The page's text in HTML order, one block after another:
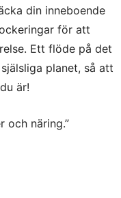
din inneboende
för att
Ett flöde på det
planet, så att
är!
och näring.”